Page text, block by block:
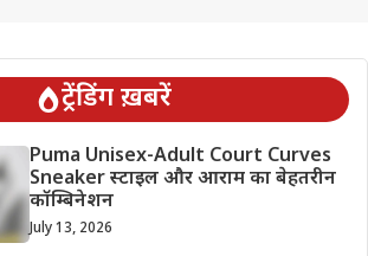
ट्रेंडिंग ख़बरें
Puma Unisex-Adult Court Curves
Sneaker स्टाइल और आराम का बेहतरीन
कॉम्बिनेशन
July 13, 2026